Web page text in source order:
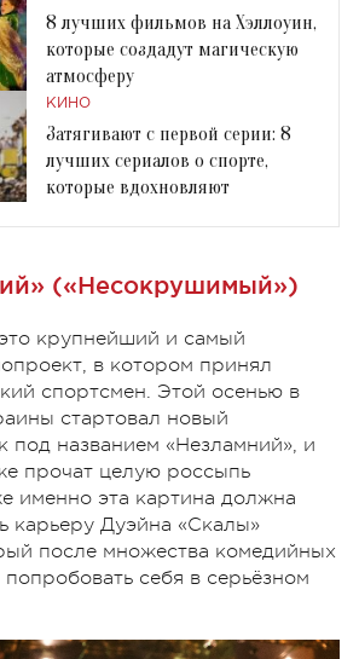
8 лучших фильмов на Хэллоуин,
которые создадут магическую
атмосферу
КИНО
Затягивают с первой серии: 8
лучших сериалов о спорте,
которые вдохновляют
(«Несокрушимый»)
крупнейший и самый
в котором принял
спортсмен. Этой осенью в
стартовал новый
под названием «Незламний», и
прочат целую россыпь
именно эта картина должна
карьеру Дуэйна «Скалы»
после множества комедийных
себя в серьёзном